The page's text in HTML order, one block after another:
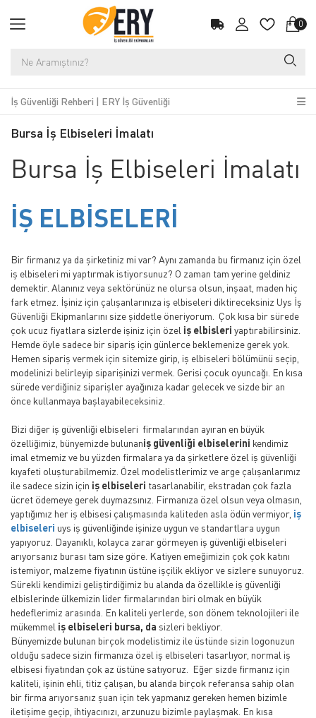
0
İş Güvenliği Rehberi | ERY İş Güvenliği
Bursa İş Elbiseleri İmalatı
Bursa İş Elbiseleri İmalatı
İŞ ELBİSELERİ
Bir firmanız ya da şirketiniz mi var? Aynı zamanda bu firmanız için özel
iş elbiseleri mi yaptırmak istiyorsunuz? O zaman tam yerine geldiniz
demektir. Alanınız veya sektörünüz ne olursa olsun, inşaat, maden hiç
fark etmez. İşiniz için çalışanlarınıza iş elbiseleri diktireceksiniz Uys İş
Güvenliği Ekipmanlarını size şiddetle öneriyorum. Çok kısa bir sürede
çok ucuz fiyatlara sizlerde işiniz için özel iş elbisleri yaptırabilirsiniz.
Hemde öyle sadece bir sipariş için günlerce beklemenize gerek yok.
Hemen sipariş vermek için sitemize girip, iş elbiseleri bölümünü seçip,
modelinizi belirleyip siparişinizi vermek. Gerisi çocuk oyuncağı. En kısa
sürede verdiğiniz siparişler ayağınıza kadar gelecek ve sizde bir an
önce kullanmaya başlayabileceksiniz.
Bizi diğer iş güvenliği elbiseleri firmalarından ayıran en büyük
özelliğimiz, bünyemizde bulunaniş güvenliği elbiselerini kendimiz
imal etmemiz ve bu yüzden firmalara ya da şirketlere özel iş güvenliği
kıyafeti oluşturabilmemiz. Özel modelistlerimiz ve arge çalışanlarımız
ile sadece sizin için iş elbiseleri tasarlanabilir, ekstradan çok fazla
ücret ödemeye gerek duymazsınız. Firmanıza özel olsun veya olmasın,
yaptığımız her iş elbisesi çalışmasında kaliteden asla ödün vermiyor, iş
elbiseleri uys iş güvenliğinde işinize uygun ve standartlara uygun
yapıyoruz. Dayanıklı, kolayca zarar görmeyen iş güvenliği elbiseleri
arıyorsanız burası tam size göre. Katiyen emeğimizin çok çok katını
istemiyor, malzeme fiyatının üstüne işçilik ekliyor ve sizlere sunuyoruz.
Sürekli kendimizi geliştirdiğimiz bu alanda da özellikle iş güvenliği
elbislerinde ülkemizin lider firmalarından biri olmak en büyük
hedeflerimiz arasında. En kaliteli yerlerde, son dönem teknolojileri ile
mükemmel iş elbiseleri bursa, da sizleri bekliyor.
Bünyemizde bulunan birçok modelistimiz ile üstünde sizin logonuzun
olduğu sadece sizin firmanıza özel iş elbiseleri tasarlıyor, normal iş
elbisesi fiyatından çok az üstüne satıyoruz. Eğer sizde firmanız için
kaliteli, işinin ehli, titiz çalışan, bu alanda birçok referansa sahip olan
bir firma arıyorsanız şuan için tek yapmanız gereken hemen bizimle
iletişime geçip, ihtiyacınızı, arzunuzu bizimle paylaşmak. En kısa